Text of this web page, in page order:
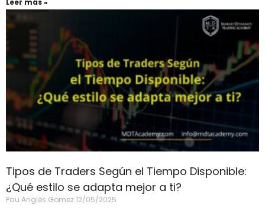
Leer más »
Tipos de Traders Según el Tiempo Disponible:
¿Qué estilo se adapta mejor a ti?
Pau Anglès Gomez12/05/2025